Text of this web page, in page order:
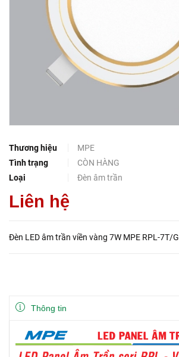
Thương hiệu
MPE
Tình trạng
CÒN HÀNG
Loại
Đèn âm trần
Liên hệ
Đèn LED âm trần viền vàng 7W MPE RPL-7T/G
Thông tin